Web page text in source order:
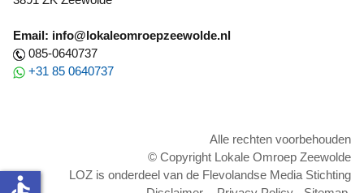
Email: info@lokaleomroepzeewolde.nl
085-0640737
+31 85 0640737
Alle rechten voorbehouden
© Copyright Lokale Omroep Zeewolde
LOZ is onderdeel van de Flevolandse Media Stichting